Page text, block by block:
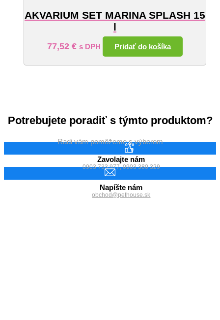
AKVARIUM SET MARINA SPLASH 15
l
77,52 € s DPH Pridať do košíka
Potrebujete poradiť s týmto produktom?
Radi vám pomôžeme s výberom
Zavolajte nám
0903 733 977, 0903 380 329
Napíšte nám
obchod@pethouse.sk